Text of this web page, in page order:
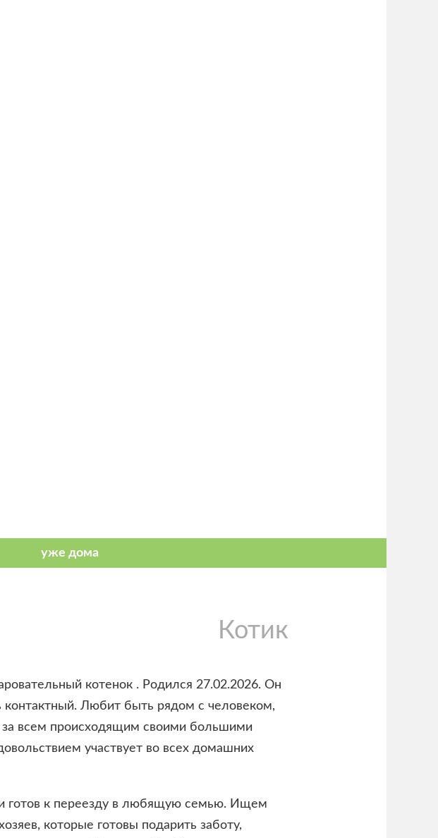
Котик
котенок . Родился 27.02.2026. Он
Любит быть рядом с человеком,
всем происходящим своими большими
участвует во всех домашних
готов к переезду в любящую семью. Ищем
которые готовы подарить заботу,